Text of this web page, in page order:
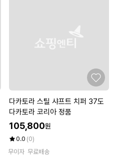
다카토라 스틸 샤프트 치퍼 37도
다카토라 코리아 정품
105,800원
0.0 (0)
무이자 무료배송